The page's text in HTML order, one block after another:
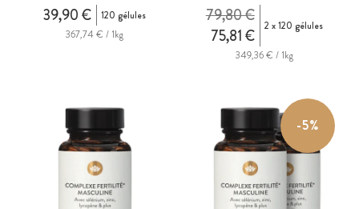
39,90 €
120 gélules
367,74 € / 1kg
75,81 €
79,80 € 2 x 120 gélules
349,36 € / 1kg
-5%